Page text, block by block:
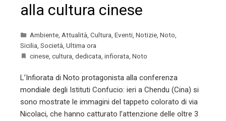
alla cultura cinese
Ambiente, Attualità, Cultura, Eventi, Notizie, Noto,
Sicilia, Società, Ultima ora
cinese, cultura, dedicata, infiorata, Noto
L’Infiorata di Noto protagonista alla conferenza
mondiale degli Istituti Confucio: ieri a Chendu (Cina) si
sono mostrate le immagini del tappeto colorato di via
Nicolaci, che hanno catturato l’attenzione delle oltre 3